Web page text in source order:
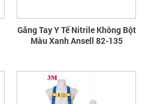
Găng Tay Y Tế Nitrile Không Bột
Màu Xanh Ansell 82-135